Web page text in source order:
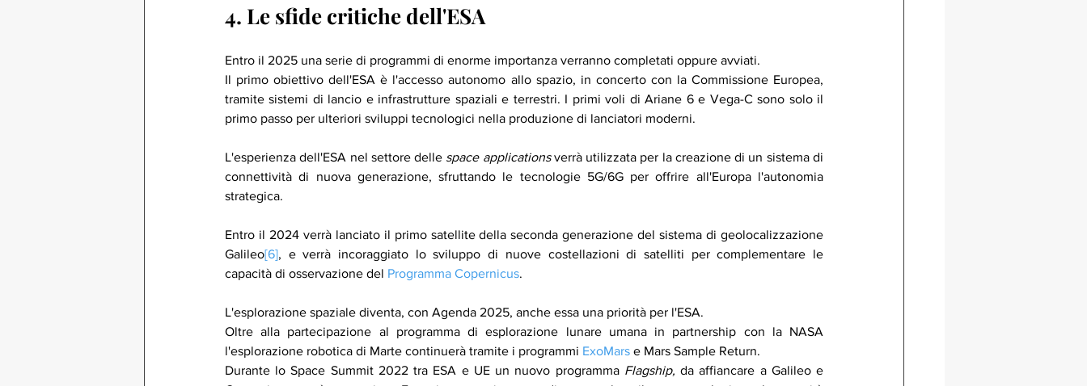
4. Le sfide critiche dell'ESA
Entro il 2025 una serie di programmi di enorme importanza verranno completati oppure avviati.
Il primo obiettivo dell'ESA è l'accesso autonomo allo spazio, in concerto con la Commissione Europea,
tramite sistemi di lancio e infrastrutture spaziali e terrestri. I primi voli di Ariane 6 e Vega-C sono solo il
primo passo per ulteriori sviluppi tecnologici nella produzione di lanciatori moderni.
L'esperienza dell'ESA nel settore delle space applications verrà utilizzata per la creazione di un sistema di
connettività di nuova generazione, sfruttando le tecnologie 5G/6G per offrire all'Europa l'autonomia
strategica.
Entro il 2024 verrà lanciato il primo satellite della seconda generazione del sistema di geolocalizzazione
Galileo[6], e verrà incoraggiato lo sviluppo di nuove costellazioni di satelliti per complementare le
capacità di osservazione del Programma Copernicus.
L'esplorazione spaziale diventa, con Agenda 2025, anche essa una priorità per l'ESA.
Oltre alla partecipazione al programma di esplorazione lunare umana in partnership con la NASA
l'esplorazione robotica di Marte continuerà tramite i programmi ExoMars e Mars Sample Return.
Durante lo Space Summit 2022 tra ESA e UE un nuovo programma Flagship, da affiancare a Galileo e